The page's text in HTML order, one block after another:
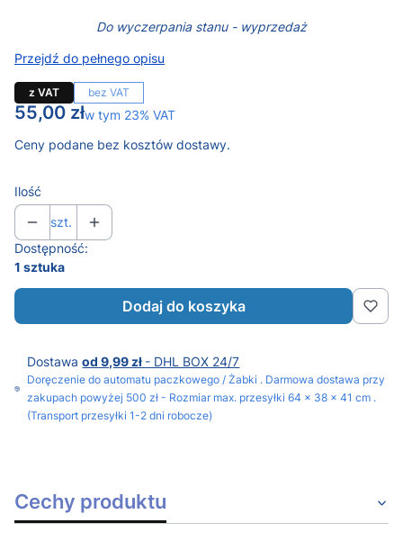
Do wyczerpania stanu - wyprzedaż
Przejdź do pełnego opisu
z VAT bez VAT
Cena
55,00 złw tym 23% VAT
w tym 23% VAT
Ceny podane bez kosztów dostawy.
Ilość
szt.
Dostępność:
1 sztuka
Dodaj do koszyka
Dostawaod 9,99 zł - DHL BOX 24/7
Doręczenie do automatu paczkowego / Żabki . Darmowa dostawa przy
zakupach powyżej 500 zł - Rozmiar max. przesyłki 64 x 38 x 41 cm .
(Transport przesyłki 1-2 dni robocze)
Cechy produktu